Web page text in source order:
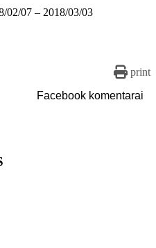
02/07 – 2018/03/03
print
Facebook komentarai